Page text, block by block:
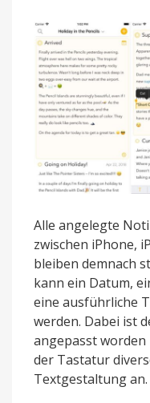
Alle angelegte
zwischen iPhone,
bleiben demnach
kann ein Datum,
eine ausführliche
werden. Dabei ist
angepasst
der Tastatur
Textgestaltung an.